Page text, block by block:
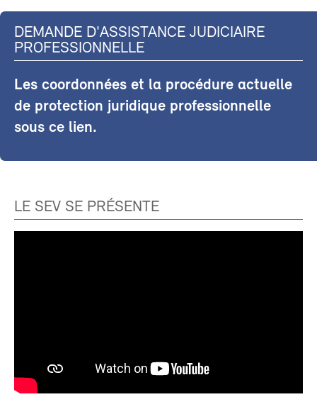
DEMANDE D'ASSISTANCE JUDICIAIRE
PROFESSIONNELLE
Les coordonnées et la procédure actuelle
de protection juridique professionnelle
sous ce lien.
LE SEV SE PRÉSENTE